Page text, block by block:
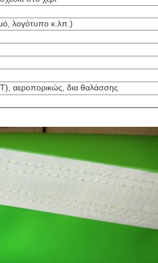
λογότυπο κ.λπ.)
αεροπορικώς, δια θαλάσσης